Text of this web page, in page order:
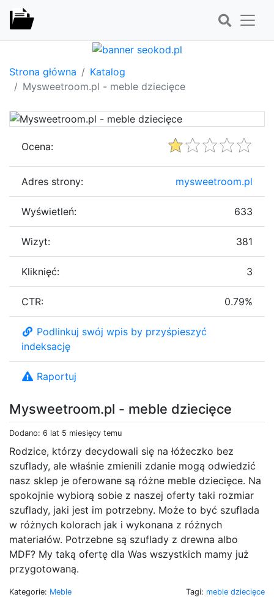
Strona główna
Katalog
Mysweetroom.pl - meble dziecięce
Mysweetroom.pl - meble dziecięce
Dodano: 6 lat 5 miesięcy temu
Rodzice, którzy decydowali się na łóżeczko bez
szuflady, ale właśnie zmienili zdanie mogą odwiedzić
nasz sklep je oferowane są różne meble dziecięce. Na
spokojnie wybiorą sobie z naszej oferty taki rozmiar
szuflady, jaki jest im potrzebny. Może to być szuflada
w różnych kolorach jak i wykonana z różnych
materiałów. Potrzebne są szuflady z drewna albo
MDF? My taką ofertę dla Was wszystkich mamy już
przygotowaną.
Kategorie: Meble Tagi: meble dziecięce
Ocena:
Adres strony: mysweetroom.pl
Wyświetleń: 633
Wizyt: 381
Kliknięć: 3
CTR: 0.79%
Podlinkuj swój wpis by przyśpieszyć
indeksację
Raportuj